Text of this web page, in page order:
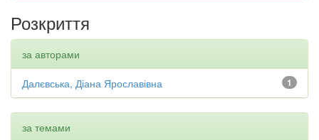
Розкриття
за авторами
1
Далєвська, Діана Ярославівна
за темами